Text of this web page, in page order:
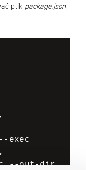
plik package.json,